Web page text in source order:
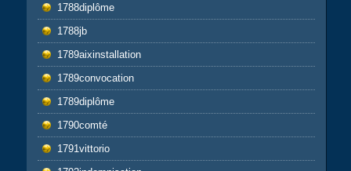
1788diplôme
1788jb
1789aixinstallation
1789convocation
1789diplôme
1790comté
1791vittorio